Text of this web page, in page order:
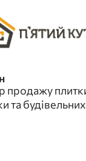
продажу
та